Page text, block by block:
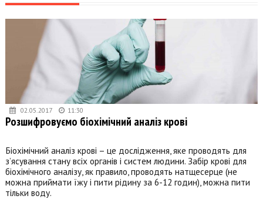
02.05.2017 11:30
Розшифровуємо біохімічний аналіз крові
Біохімічний аналіз крові – це дослідження, яке проводять для
з’ясування стану всіх органів і систем людини. Забір крові для
біохімічного аналізу, як правило, проводять натщесерце (не
можна приймати їжу і пити рідину за 6-12 годин), можна пити
тільки воду.